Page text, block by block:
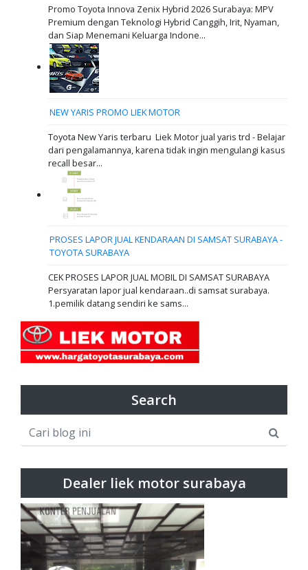
Promo Toyota Innova Zenix Hybrid 2026 Surabaya: MPV
Premium dengan Teknologi Hybrid Canggih, Irit, Nyaman,
dan Siap Menemani Keluarga Indone...
NEW YARIS PROMO LIEK MOTOR
Toyota New Yaris terbaru Liek Motor jual yaris trd - Belajar
dari pengalamannya, karena tidak ingin mengulangi kasus
recall besar...
PROSES LAPOR JUAL KENDARAAN DI SAMSAT SURABAYA -
TOYOTA SURABAYA
CEK PROSES LAPOR JUAL MOBIL DI SAMSAT SURABAYA
Persyaratan lapor jual kendaraan..di samsat surabaya.
1.pemilik datang sendiri ke sams...
Search
Dealer liek motor surabaya